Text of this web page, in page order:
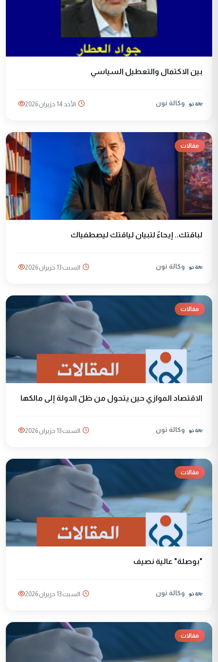
بين الاكتمال والتعطيل السياسي
وكالة نون الأحد 14 حزيران 2026
مقالات
لباقتك.. إيحاءٌ لتبيان لياقتك ليصطفياك
وكالة نون السبت 13 حزيران 2026
مقالات
الاقتصاد الموازي حين يتحول من ظلّ الدولة إلى مالكها
وكالة نون السبت 13 حزيران 2026
مقالات
"بوصلة" عالية نصيف
وكالة نون السبت 13 حزيران 2026
مقالات